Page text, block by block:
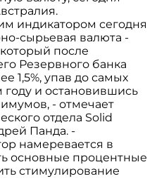
индикатором сегодня
сырьевая валюта -
после
Резервного банка
1,5%, упав до самых
году и остановившись
- отмечает
отдела Solid
Панда. -
намеревается в
основные процентные
стимулирование